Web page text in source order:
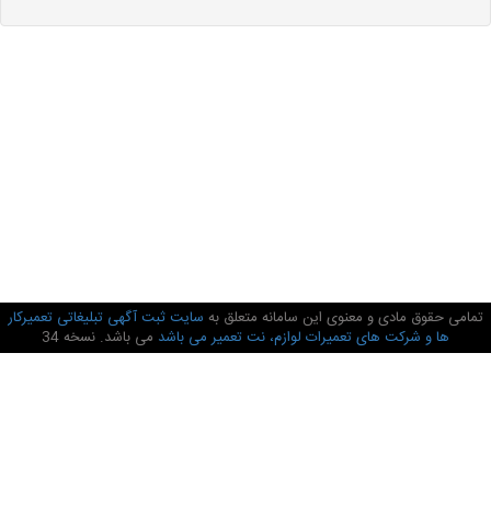
تمامی حقوق مادی و معنوی این سامانه متعلق به سایت ثبت آگهی تبلیغاتی تعمیرکار
ها و شرکت های تعمیرات لوازم، نت تعمیر می باشد می باشد. نسخه 34